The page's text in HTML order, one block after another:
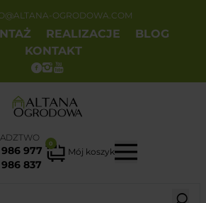
OGRODOWA.COM
REALIZACJE
BLOG
KONTAKT
977
837
0
Mój koszyk